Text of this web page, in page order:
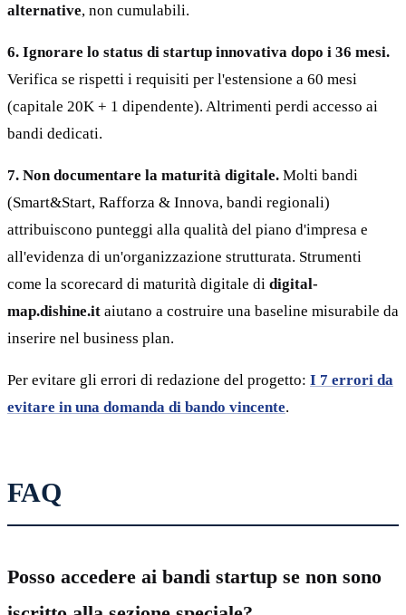
alternative, non cumulabili.
6. Ignorare lo status di startup innovativa dopo i 36 mesi.
Verifica se rispetti i requisiti per l'estensione a 60 mesi
(capitale 20K + 1 dipendente). Altrimenti perdi accesso ai
bandi dedicati.
7. Non documentare la maturità digitale. Molti bandi
(Smart&Start, Rafforza & Innova, bandi regionali)
attribuiscono punteggi alla qualità del piano d'impresa e
all'evidenza di un'organizzazione strutturata. Strumenti
come la scorecard di maturità digitale di digital-
map.dishine.it aiutano a costruire una baseline misurabile da
inserire nel business plan.
Per evitare gli errori di redazione del progetto: I 7 errori da
evitare in una domanda di bando vincente.
FAQ
Posso accedere ai bandi startup se non sono